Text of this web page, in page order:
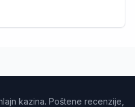
kazina. Poštene recenzije,